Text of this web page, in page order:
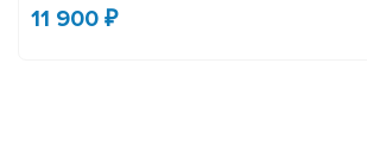
11 900 ₽